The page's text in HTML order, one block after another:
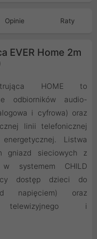
Opinie Raty
EVER Home 2m
HOME to
odbiorników audio-
i cyfrowa) oraz
linii telefonicznej
Listwa
gniazd sieciowych z
w systemem CHILD
dostęp dzieci do
napięciem) oraz
telewizyjnego i